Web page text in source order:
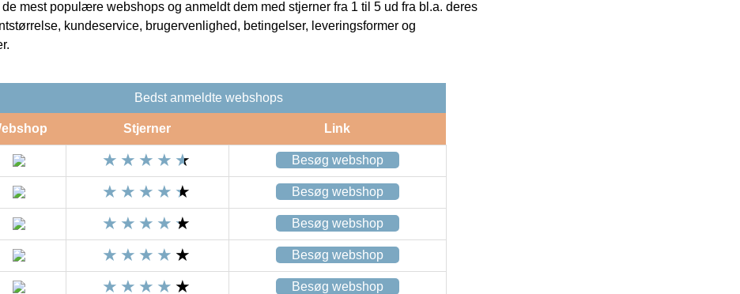
mest populære webshops og anmeldt dem med stjerner fra 1 til 5 ud fra bl.a. deres
kundeservice, brugervenlighed, betingelser, leveringsformer og
Bedst anmeldte webshops
Stjerner Link
Besøg webshop
Besøg webshop
Besøg webshop
Besøg webshop
Besøg webshop